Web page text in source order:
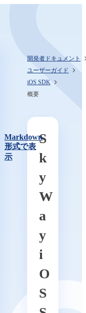
開発者ドキュメント
ユーザーガイド
iOS SDK
概要
Markdown
形式で表
示
S
k
y
W
a
y
i
O
S